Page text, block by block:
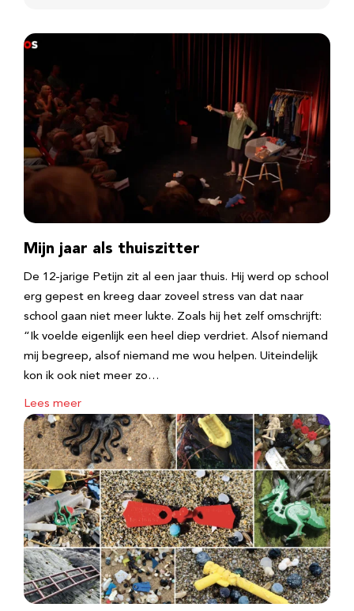
Mijn jaar als thuiszitter
De 12-jarige Petijn zit al een jaar thuis. Hij werd op school
erg gepest en kreeg daar zoveel stress van dat naar
school gaan niet meer lukte. Zoals hij het zelf omschrijft:
“Ik voelde eigenlijk een heel diep verdriet. Alsof niemand
mij begreep, alsof niemand me wou helpen. Uiteindelijk
kon ik ook niet meer zo…
Lees meer